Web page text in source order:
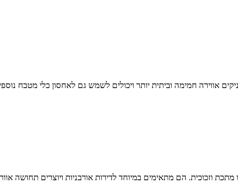
אווירה חמימה וביתית יותר ויכולים לשמש גם לאחסון כלי מטבח
וזכוכית. הם מתאימים במיוחד לדירות אורבניות ויוצרים תחושה